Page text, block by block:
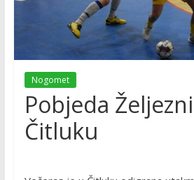
Nogomet
Pobjeda
Čitluku